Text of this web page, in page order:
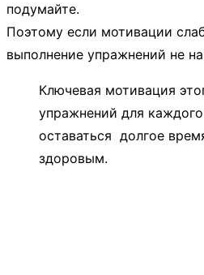
подумайте.
Поэтому если мотивации
выполнение упражнений не
Ключевая мотивация
упражнений для
оставаться долгое
здоровым.